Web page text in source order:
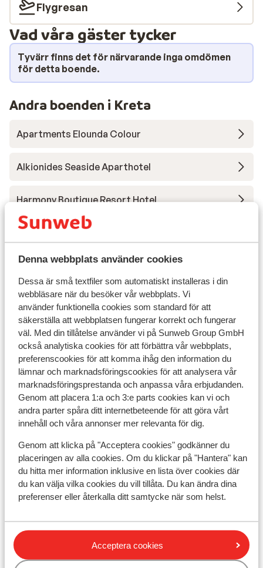
Denna webbplats använder cookies
Dessa är små textfiler som automatiskt installeras i din
webbläsare när du besöker vår webbplats. Vi
använder funktionella cookies som standard för att
säkerställa att webbplatsen fungerar korrekt och fungerar
väl. Med din tillåtelse använder vi på Sunweb Group GmbH
också analytiska cookies för att förbättra vår webbplats,
preferenscookies för att komma ihåg den information du
lämnar och marknadsföringscookies för att analysera vår
marknadsföringsprestanda och anpassa våra erbjudanden.
Genom att placera 1:a och 3:e parts cookies kan vi och
andra parter spåra ditt internetbeteende för att göra vårt
innehåll och våra annonser mer relevanta för dig.
Genom att klicka på "Acceptera cookies" godkänner du
placeringen av alla cookies. Om du klickar på "Hantera" kan
du hitta mer information inklusive en lista över cookies där
du kan välja vilka cookies du vill tillåta. Du kan ändra dina
preferenser eller återkalla ditt samtycke när som helst.
Acceptera cookies
Flygresan
Vad våra gäster tycker
Tyvärr finns det för närvarande inga omdömen
för detta boende.
Andra boenden i Kreta
Apartments Elounda Colour
Alkionides Seaside Aparthotel
Harmony Boutique Resort Hotel
Bio Beach Boutique Hotel - endast vuxna
Aloe Boutique & Suites Hotel - endast vuxna
Aulus Chania, Curio Collection by Hilton
Petra Mare Hotel
Iperion Beach Apartments
Palazzo Greco Boutique Hotel
Happy Cretan Suites Hotel
Irida Mindfull Living Aparthotel
Irida Mindfull Living Aparthotel - sommaren 2027
Stella Island Resort & Spa - endast vuxna
Stella Palace Aqua Park Resort